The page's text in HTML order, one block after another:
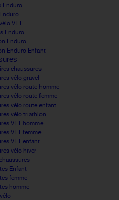
Enduro
VTT
Enduro
Enduro
Enduro Enfant
chaussures
vélo gravel
vélo route homme
vélo route femme
vélo route enfant
vélo triathlon
VTT homme
VTT femme
VTT enfant
vélo hiver
Enfant
femme
homme